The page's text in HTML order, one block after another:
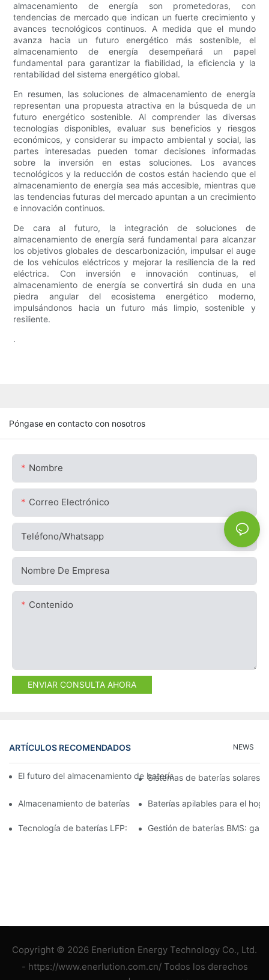
almacenamiento de energía son prometedoras, con
tendencias de mercado que indican un fuerte crecimiento y
avances tecnológicos continuos. A medida que el mundo
avanza hacia un futuro energético más sostenible, el
almacenamiento de energía desempeñará un papel
fundamental para garantizar la fiabilidad, la eficiencia y la
rentabilidad del sistema energético global.
En resumen, las soluciones de almacenamiento de energía
representan una propuesta atractiva en la búsqueda de un
futuro energético sostenible. Al comprender las diversas
tecnologías disponibles, evaluar sus beneficios y riesgos
económicos, y considerar su impacto ambiental y social, las
partes interesadas pueden tomar decisiones informadas
sobre la inversión en estas soluciones. Los avances
tecnológicos y la reducción de costos están haciendo que el
almacenamiento de energía sea más accesible, mientras que
las tendencias futuras del mercado apuntan a un crecimiento
e innovación continuos.
De cara al futuro, la integración de soluciones de
almacenamiento de energía será fundamental para alcanzar
los objetivos globales de descarbonización, impulsar el auge
de los vehículos eléctricos y mejorar la resiliencia de la red
eléctrica. Con inversión e innovación continuas, el
almacenamiento de energía se convertirá sin duda en una
piedra angular del ecosistema energético moderno,
impulsándonos hacia un futuro más limpio, sostenible y
resiliente.
.
Póngase en contacto con nosotros
Nombre
Correo Electrónico
Teléfono/whatsapp
Nombre De Empresa
Contenido
ENVIAR CONSULTA AHORA
ARTÍCULOS RECOMENDADOS NEWS
El futuro del almacenamiento de baterías comerciales:
Sistemas de baterías solares
Almacenamiento de baterías de 15 kW: Impulsando su futuro
Baterías apilables para el
Tecnología de baterías LFP: una opción sostenible para el
Gestión de baterías BMS:
Copyright © 2026 Enerlution Energy Technology Co., Ltd.
- https://www.enerlution.com.cn/ Todos los derechos